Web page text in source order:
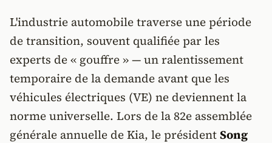
L'industrie automobile traverse une période
de transition, souvent qualifiée par les
experts de « gouffre » — un ralentissement
temporaire de la demande avant que les
véhicules électriques (VE) ne deviennent la
norme universelle. Lors de la 82e assemblée
générale annuelle de Kia, le présidentSong